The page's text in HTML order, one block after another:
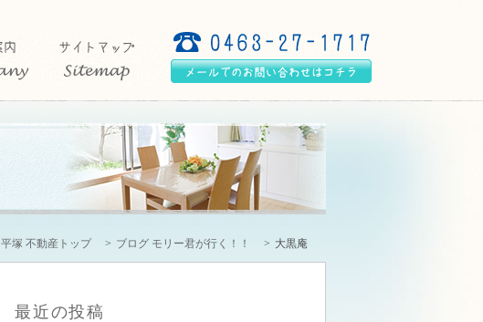
平塚 不動産トップ ブログ モリー君が行く！！ 大黒庵
最近の投稿